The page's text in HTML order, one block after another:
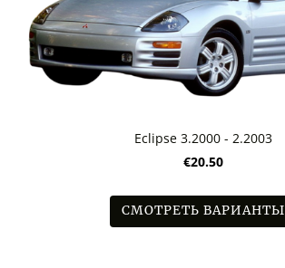
Eclipse 3.2000 - 2.2003
€20.50
СМОТРЕТЬ ВАРИАНТЫ